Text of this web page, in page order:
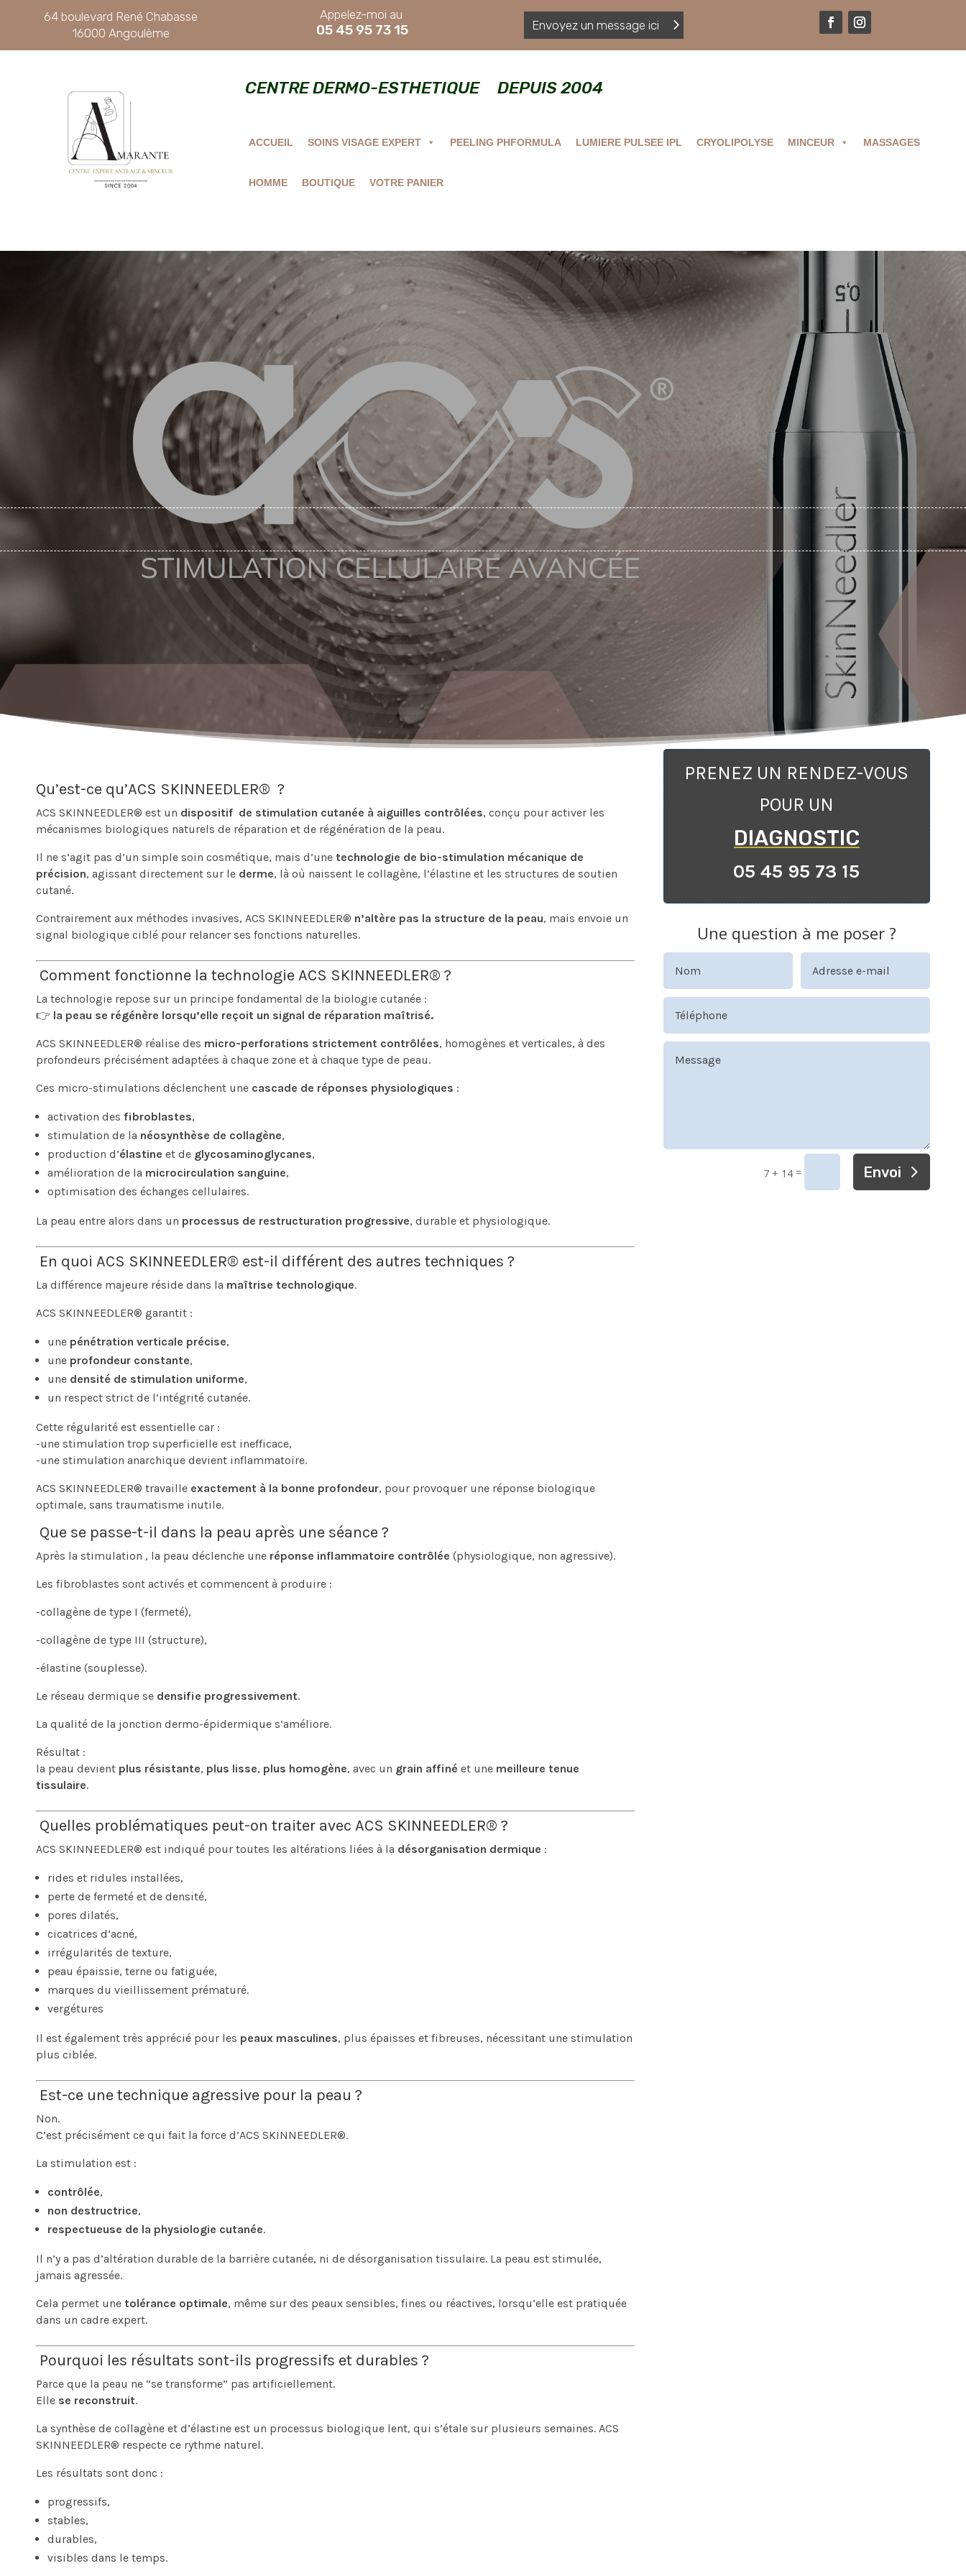
64 boulevard René Chabasse
16000 Angoulème
Appelez-moi au
05 45 95 73 15 Envoyez un message ici
CENTRE DERMO-ESTHETIQUE DEPUIS 2004
ACCUEIL SOINS VISAGE EXPERT PEELING PHFORMULA LUMIERE PULSEE IPL CRYOLIPOLYSE MINCEUR MASSAGES
HOMME BOUTIQUE VOTRE PANIER
Qu’est-ce qu’ACS SKINNEEDLER® ?
ACS SKINNEEDLER® est un dispositif de stimulation cutanée à aiguilles contrôlées, conçu pour activer les
mécanismes biologiques naturels de réparation et de régénération de la peau.
Il ne s’agit pas d’un simple soin cosmétique, mais d’une technologie de bio-stimulation mécanique de
précision, agissant directement sur le derme, là où naissent le collagène, l’élastine et les structures de soutien
cutané.
Contrairement aux méthodes invasives, ACS SKINNEEDLER® n’altère pas la structure de la peau, mais envoie un
signal biologique ciblé pour relancer ses fonctions naturelles.
Comment fonctionne la technologie ACS SKINNEEDLER® ?
La technologie repose sur un principe fondamental de la biologie cutanée :
👉 la peau se régénère lorsqu’elle reçoit un signal de réparation maîtrisé.
ACS SKINNEEDLER® réalise des micro-perforations strictement contrôlées, homogènes et verticales, à des
profondeurs précisément adaptées à chaque zone et à chaque type de peau.
Ces micro-stimulations déclenchent une cascade de réponses physiologiques :
activation des fibroblastes,
stimulation de la néosynthèse de collagène,
production d’élastine et de glycosaminoglycanes,
amélioration de la microcirculation sanguine,
optimisation des échanges cellulaires.
La peau entre alors dans un processus de restructuration progressive, durable et physiologique.
En quoi ACS SKINNEEDLER® est-il différent des autres techniques ?
La différence majeure réside dans la maîtrise technologique.
ACS SKINNEEDLER® garantit :
une pénétration verticale précise,
une profondeur constante,
une densité de stimulation uniforme,
un respect strict de l’intégrité cutanée.
Cette régularité est essentielle car :
-une stimulation trop superficielle est inefficace,
-une stimulation anarchique devient inflammatoire.
ACS SKINNEEDLER® travaille exactement à la bonne profondeur, pour provoquer une réponse biologique
optimale, sans traumatisme inutile.
Que se passe-t-il dans la peau après une séance ?
Après la stimulation , la peau déclenche une réponse inflammatoire contrôlée (physiologique, non agressive).
Les fibroblastes sont activés et commencent à produire :
-collagène de type I (fermeté),
-collagène de type III (structure),
-élastine (souplesse).
Le réseau dermique se densifie progressivement.
La qualité de la jonction dermo-épidermique s’améliore.
Résultat :
la peau devient plus résistante, plus lisse, plus homogène, avec un grain affiné et une meilleure tenue
tissulaire.
Quelles problématiques peut-on traiter avec ACS SKINNEEDLER® ?
ACS SKINNEEDLER® est indiqué pour toutes les altérations liées à la désorganisation dermique :
rides et ridules installées,
perte de fermeté et de densité,
pores dilatés,
cicatrices d’acné,
irrégularités de texture,
peau épaissie, terne ou fatiguée,
marques du vieillissement prématuré.
vergétures
Il est également très apprécié pour les peaux masculines, plus épaisses et fibreuses, nécessitant une stimulation
plus ciblée.
Est-ce une technique agressive pour la peau ?
Non.
C’est précisément ce qui fait la force d’ACS SKINNEEDLER®.
La stimulation est :
contrôlée,
non destructrice,
respectueuse de la physiologie cutanée.
Il n’y a pas d’altération durable de la barrière cutanée, ni de désorganisation tissulaire. La peau est stimulée,
jamais agressée.
Cela permet une tolérance optimale, même sur des peaux sensibles, fines ou réactives, lorsqu’elle est pratiquée
dans un cadre expert.
Pourquoi les résultats sont-ils progressifs et durables ?
Parce que la peau ne “se transforme” pas artificiellement.
Elle se reconstruit.
La synthèse de collagène et d’élastine est un processus biologique lent, qui s’étale sur plusieurs semaines. ACS
SKINNEEDLER® respecte ce rythme naturel.
Les résultats sont donc :
progressifs,
stables,
durables,
visibles dans le temps.
PRENEZ UN RENDEZ-VOUS
POUR UN
DIAGNOSTIC
05 45 95 73 15
Une question à me poser ?
7 + 14= Envoi